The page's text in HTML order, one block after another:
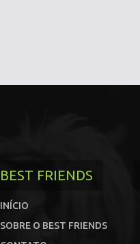
BEST FRIENDS
INÍCIO
SOBRE O BEST FRIENDS